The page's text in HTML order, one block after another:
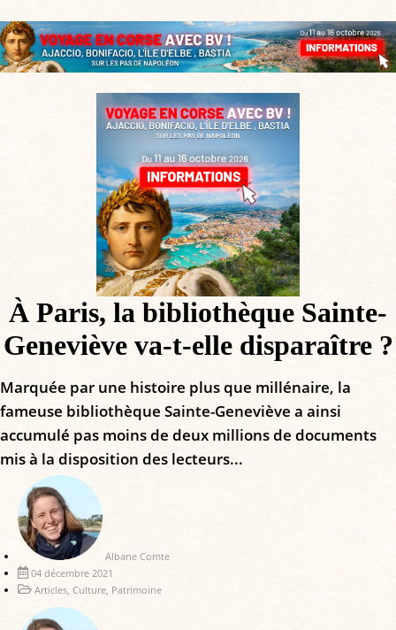
À Paris, la bibliothèque Sainte-
Geneviève va-t-elle disparaître ?
Marquée par une histoire plus que millénaire, la
fameuse bibliothèque Sainte-Geneviève a ainsi
accumulé pas moins de deux millions de documents
mis à la disposition des lecteurs...
Albane Comte
04 décembre 2021
Articles Culture Patrimoine